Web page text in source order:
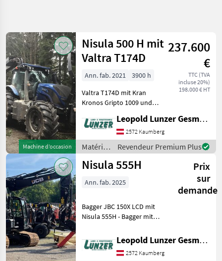
Catégorie 1 Pays Filtres
CHEMIN
ACTUEL
Nisula
CHOISIR
UNE
CATÉGORIE
matériel forestier
7
MARKETPLACE
Marketplace
Offres des
distributeurs annonces
Réinitialiser
Afficher
résultats
Machine d’occasion
Nisula 500 H mit
Valtra T174D
237.600
€
TTC (TVA
incluse 20%)
198.000 € HT
Ann. fab. 2021
3900 h
Valtra T174D mit Kran
Kronos Gripto 1009 und
Valtra T174 D – Baujahr
2021, B-Std. 3900 Allrad,
AKH 38 mm Bolzen A11
automatisch, Kabinenfed
Leopold Lunzer GesmbH
2572 Kaumberg
Matériels
forestiers
et
pour le
du bois /
Nisula
Revendeur Premium Plus
Nisula 555H
Prix
sur
demande
Ann. fab. 2025
Bagger JBC 150X LCD mit
Nisula 555H - Bagger mit
Unterwagen mit
Laufwerkslänge 3590 mm
und Breite 2, 6 m mit 600
Leopold Lunzer GesmbH
2572 Kaumberg